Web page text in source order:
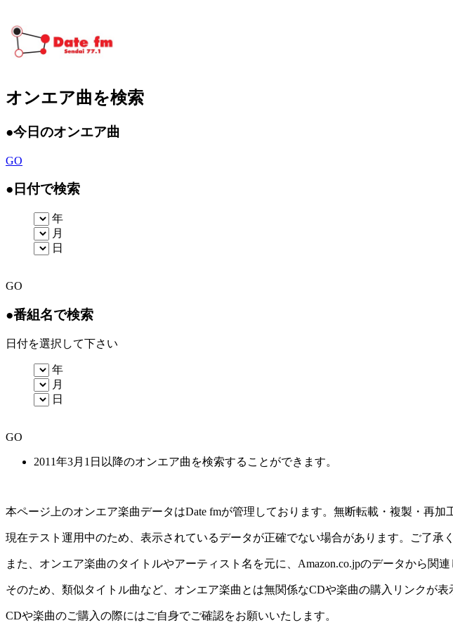
オンエア曲を検索
●今日のオンエア曲
GO
● 日付で検索
年
月
日
GO
●番組名で検索
日付を選択して下さい
年
月
日
GO
2011年3月1日以降のオンエア曲を検索することができます。
本ページ上のオンエア楽曲データはDate fmが管理しております。無断転載・複製・再加
現在テスト運用中のため、表示されているデータが正確でない場合があります。ご了承く
また、オンエア楽曲のタイトルやアーティスト名を元に、Amazon.co.jpのデータから関
そのため、類似タイトル曲など、オンエア楽曲とは無関係なCDや楽曲の購入リンクが表
CDや楽曲のご購入の際にはご自身でご確認をお願いいたします。